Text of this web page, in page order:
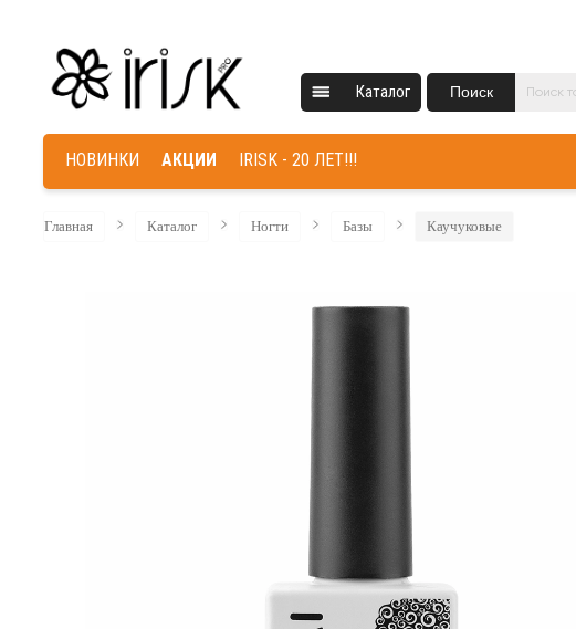
Каталог Поиск
НОВИНКИ АКЦИИ IRISK - 20 ЛЕТ!!!
Главная Каталог Ногти Базы Каучуковые